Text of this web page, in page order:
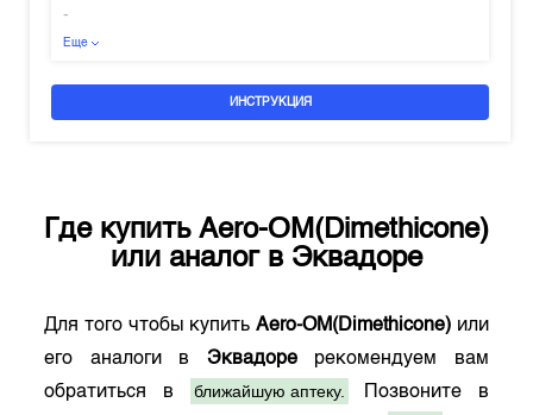
-
Еще
ИНСТРУКЦИЯ
Где купить Aero-OM(Dimethicone)
или аналог в Эквадоре
Для того чтобы купить Aero-OM(Dimethicone)или
его аналоги в Эквадоререкомендуем вам
обратиться в
ближайшую аптеку. Позвоните в